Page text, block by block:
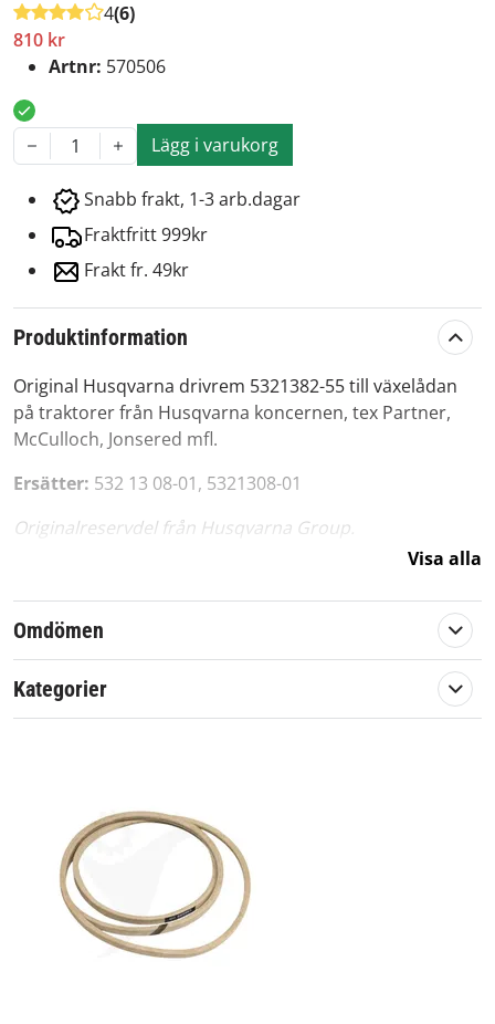
4(6)
810 kr
Artnr: 570506
1 Lägg i varukorg
Snabb frakt, 1-3 arb.dagar
Fraktfritt 999kr
Frakt fr. 49kr
Produktinformation
Original Husqvarna drivrem 5321382-55 till växelådan
på traktorer från Husqvarna koncernen, tex Partner,
McCulloch, Jonsered mfl.
Ersätter: 532 13 08-01, 5321308-01
Originalreservdel från Husqvarna Group.
Passar märke:
Partner, McCulloch, Jonsered, Husqvarna
Visa alla
Omdömen
Kategorier